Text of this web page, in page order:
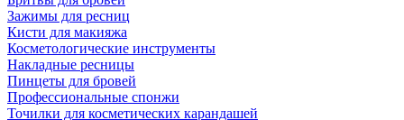
Зажимы для ресниц
Кисти для макияжа
Косметологические инструменты
Накладные ресницы
Пинцеты для бровей
Профессиональные спонжи
Точилки для косметических карандашей